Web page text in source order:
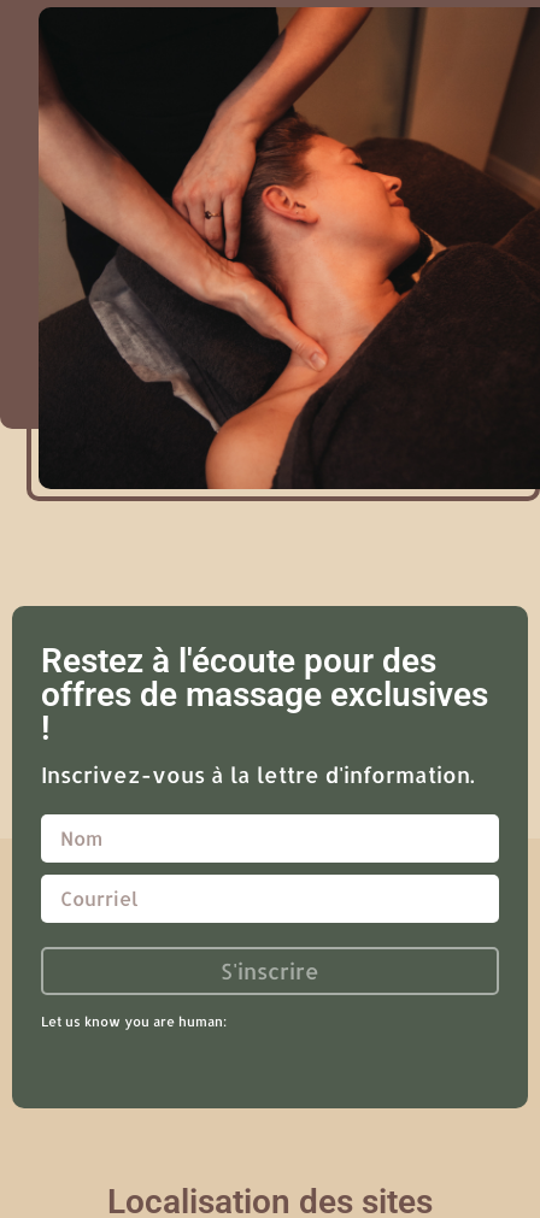
Restez à l'écoute pour des
offres de massage exclusives
!
Inscrivez-vous à la lettre d'information.
S'inscrire
Let us know you are human:
Localisation des sites